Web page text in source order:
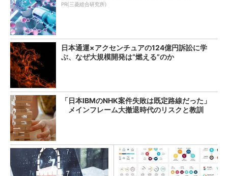
PR(三菱総合研究所)
日本通運×アクセンチュアの124億円訴訟に学
ぶ、なぜ大規模開発は“燃える”のか
「日本IBMのNHK案件失敗は既定路線だった」
メインフレーム大撤退時代のリスクと教訓